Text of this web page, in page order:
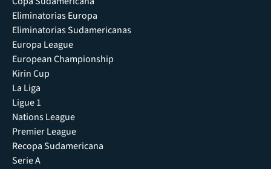
Eliminatorias Europa
Eliminatorias Sudamericanas
Europa League
European Championship
Kirin Cup
La Liga
Ligue 1
Nations League
Premier League
Recopa Sudamericana
Serie A